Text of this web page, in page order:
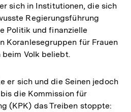
sich in Institutionen, die sich
Regierungsführung
Politik und finanzielle
Koranlesegruppen für Frauen
Volk beliebt.
er sich und die Seinen jedoch
die Kommission für
(KPK) das Treiben stoppte: